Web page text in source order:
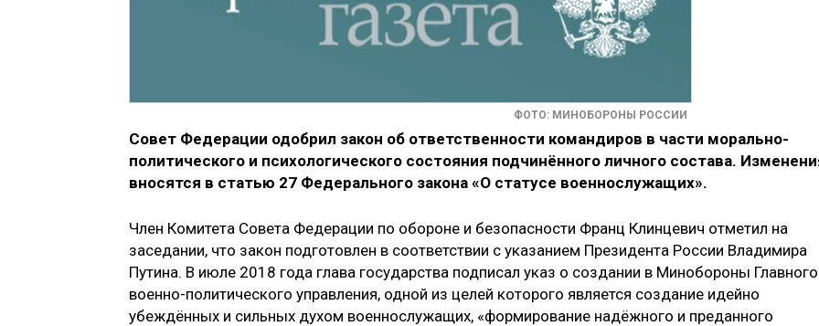
ФОТО: МИНОБОРОНЫ РОССИИ
Совет Федерации одобрил закон об ответственности командиров в части морально-
политического и психологического состояния подчинённого личного состава.
вносятся в статью 27 Федерального закона «О статусе военнослужащих».
Член Комитета Совета Федерации по обороне и безопасности Франц Клинцевич отметил на
заседании, что закон подготовлен в соответствии с указанием Президента России Владимира
Путина. В июле 2018 года глава государства подписал указ о создании в Минобороны Главного
военно-политического управления, одной из целей которого является создание идейно
убеждённых и сильных духом​ военнослужащих, «формирование надёжного и преданного